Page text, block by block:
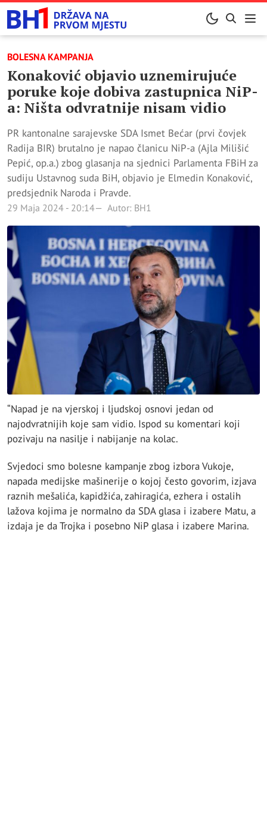
BOLESNA KAMPANJA
Konaković objavio uznemirujuće
poruke koje dobiva zastupnica NiP-
a: Ništa odvratnije nisam vidio
PR kantonalne sarajevske SDA Ismet Bećar (prvi čovjek
Radija BIR) brutalno je napao članicu NiP-a (Ajla Milišić
Pepić, op.a.) zbog glasanja na sjednici Parlamenta FBiH za
sudiju Ustavnog suda BiH, objavio je Elmedin Konaković,
predsjednik Naroda i Pravde.
29 Maja 2024 - 20:14 Autor: BH1
“Napad je na vjerskoj i ljudskoj osnovi jedan od
najodvratnijih koje sam vidio. Ispod su komentari koji
pozivaju na nasilje i nabijanje na kolac.
Svjedoci smo bolesne kampanje zbog izbora Vukoje,
napada medijske mašinerije o kojoj često govorim, izjava
raznih mešalića, kapidžića, zahiragića, ezhera i ostalih
lažova kojima je normalno da SDA glasa i izabere Matu, a
izdaja je da Trojka i posebno NiP glasa i izabere Marina.